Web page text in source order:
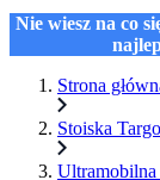
Nie wiesz na co
Strona
Stoiska
Ultramobilna